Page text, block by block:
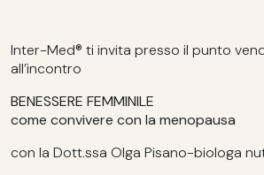
Inter-Med® ti invita presso il punto
all’incontro
BENESSERE FEMMINILE
come convivere con la menopausa
con la Dott.ssa Olga Pisano-biologa